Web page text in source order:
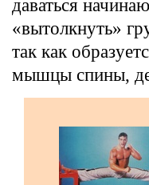
даваться
«вытолкнуть»
так как
мышцы спины,